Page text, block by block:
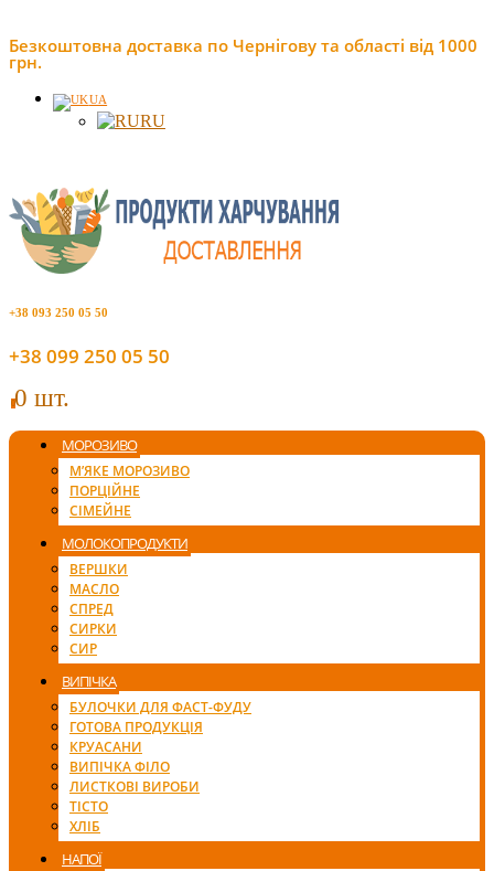
Безкоштовна доставка по Чернігову та області від 1000
грн.
UA
RU
+38 093 250 05 50
+38 099 250 05 50
00 шт.
МОРОЗИВО
М’ЯКЕ МОРОЗИВО
ПОРЦІЙНЕ
СІМЕЙНЕ
МОЛОКОПРОДУКТИ
ВЕРШКИ
МАСЛО
СПРЕД
СИРКИ
СИР
ВИПІЧКА
БУЛОЧКИ ДЛЯ ФАСТ-ФУДУ
ГОТОВА ПРОДУКЦІЯ
КРУАСАНИ
ВИПІЧКА ФІЛО
ЛИСТКОВІ ВИРОБИ
ТІСТО
ХЛІБ
НАПОЇ